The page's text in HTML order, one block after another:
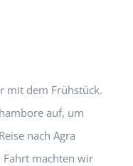
mit dem Frühstück.
auf, um
nach Agra
Fahrt machten wir